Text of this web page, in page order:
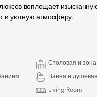
воплощает
и уютную атмосферу.
Столовая и
Ванна и
Living Room